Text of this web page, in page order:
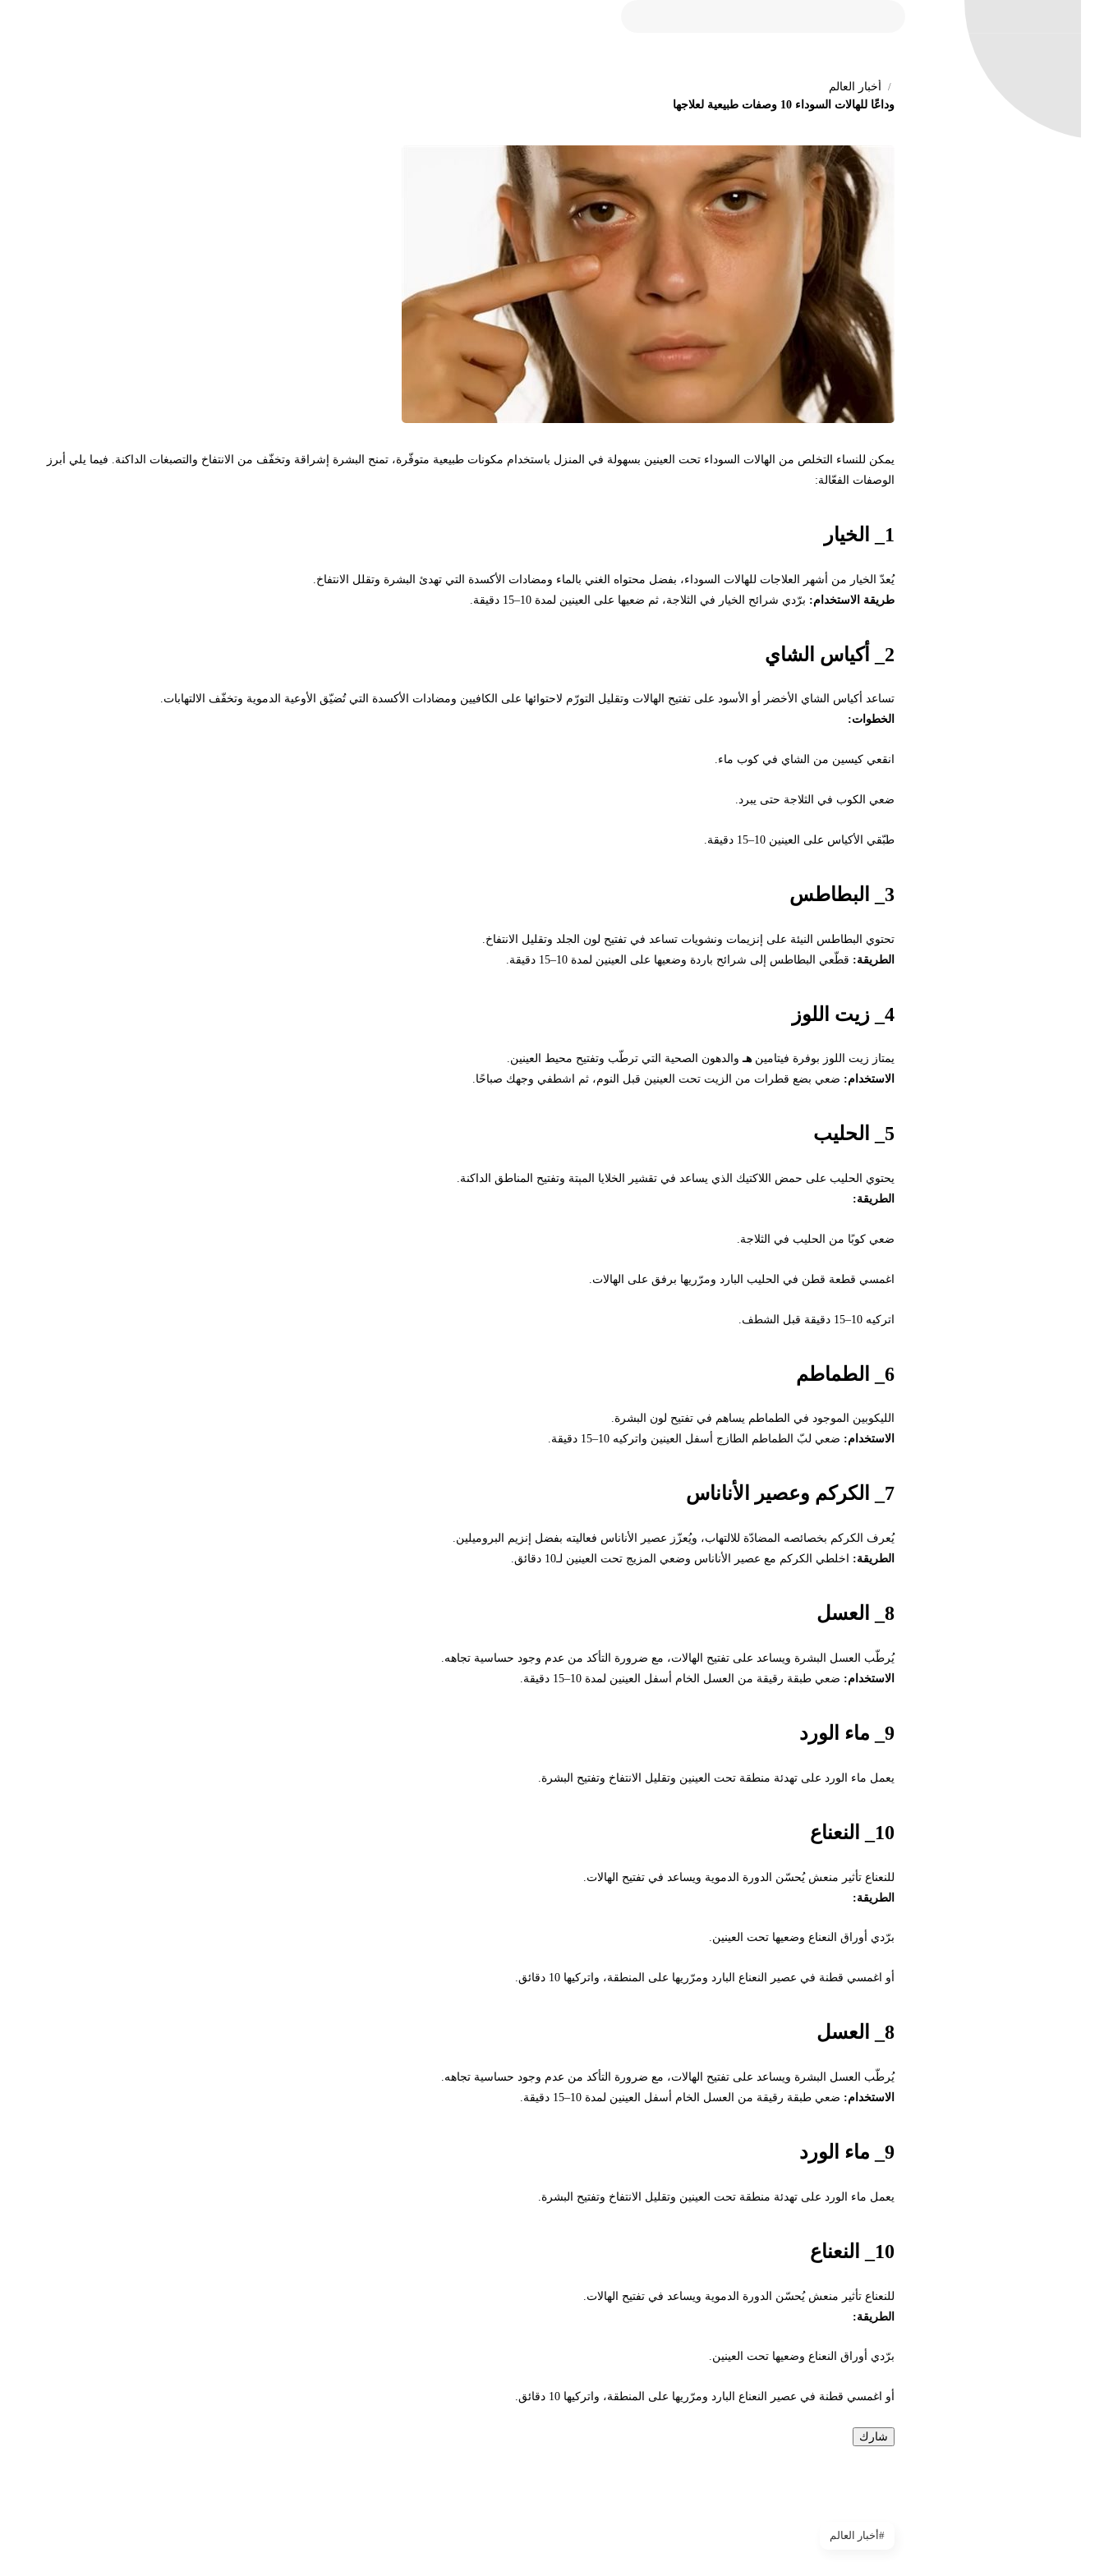
أخبار العالم
وداعًا للهالات السوداء 10 وصفات طبيعية لعلاجها
يمكن للنساء التخلص من الهالات السوداء تحت العينين بسهولة في المنزل باستخدام مكونات طبيعية متوفّرة، تمنح البشرة إشراقة وتخفّف من الانتفاخ والتصبغات الداكنة. فيما يلي أبرز
الوصفات الفعّالة:
يُعدّ الخيار من أشهر العلاجات للهالات السوداء، بفضل محتواه الغني بالماء ومضادات الأكسدة التي تهدئ البشرة وتقلل الانتفاخ.
طريقة الاستخدام:برّدي شرائح الخيار في الثلاجة، ثم ضعيها على العينين لمدة 10–15 دقيقة.
تساعد أكياس الشاي الأخضر أو الأسود على تفتيح الهالات وتقليل التورّم لاحتوائها على الكافيين ومضادات الأكسدة التي تُضيّق الأوعية الدموية وتخفّف الالتهابات.
الخطوات:
انقعي كيسين من الشاي في كوب ماء.
ضعي الكوب في الثلاجة حتى يبرد.
طبّقي الأكياس على العينين 10–15 دقيقة.
تحتوي البطاطس النيئة على إنزيمات ونشويات تساعد في تفتيح لون الجلد وتقليل الانتفاخ.
الطريقة: قطّعي البطاطس إلى شرائح باردة وضعيها على العينين لمدة 10–15 دقيقة.
يمتاز زيت اللوز بوفرة فيتامينهـوالدهون الصحية التي ترطّب وتفتيح محيط العينين.
الاستخدام:ضعي بضع قطرات من الزيت تحت العينين قبل النوم، ثم اشطفي وجهك صباحًا.
يحتوي الحليب على حمض اللاكتيك الذي يساعد في تقشير الخلايا المېتة وتفتيح المناطق الداكنة.
الطريقة:
ضعي كوبًا من الحليب في الثلاجة.
اغمسي قطعة قطن في الحليب البارد ومرّريها برفق على الهالات.
اتركيه 10–15 دقيقة قبل الشطف.
الليكوبين الموجود في الطماطم يساهم في تفتيح لون البشرة.
الاستخدام:ضعي لبّ الطماطم الطازج أسفل العينين واتركيه 10–15 دقيقة.
يُعرف الكركم بخصائصه المضادّة للالتهاب، ويُعزّز عصير الأناناس فعاليته بفضل إنزيم البروميلين.
الطريقة: اخلطي الكركم مع عصير الأناناس وضعي المزيج تحت العينين لـ10 دقائق.
يُرطّب العسل البشرة ويساعد على تفتيح الهالات، مع ضرورة التأكد من عدم وجود حساسية تجاهه.
الاستخدام:ضعي طبقة رقيقة من العسل الخام أسفل العينين لمدة 10–15 دقيقة.
يعمل ماء الورد على تهدئة منطقة تحت العينين وتقليل الانتفاخ وتفتيح البشرة.
للنعناع تأثير منعش يُحسّن الدورة الدموية ويساعد في تفتيح الهالات.
الطريقة:
برّدي أوراق النعناع وضعيها تحت العينين.
أو اغمسي قطنة في عصير النعناع البارد ومرّريها على المنطقة، واتركيها 10 دقائق.
يُرطّب العسل البشرة ويساعد على تفتيح الهالات، مع ضرورة التأكد من عدم وجود حساسية تجاهه.
الاستخدام:ضعي طبقة رقيقة من العسل الخام أسفل العينين لمدة 10–15 دقيقة.
يعمل ماء الورد على تهدئة منطقة تحت العينين وتقليل الانتفاخ وتفتيح البشرة.
للنعناع تأثير منعش يُحسّن الدورة الدموية ويساعد في تفتيح الهالات.
الطريقة:
برّدي أوراق النعناع وضعيها تحت العينين.
أو اغمسي قطنة في عصير النعناع البارد ومرّريها على المنطقة، واتركيها 10 دقائق.
شارك
#أخبار العالم